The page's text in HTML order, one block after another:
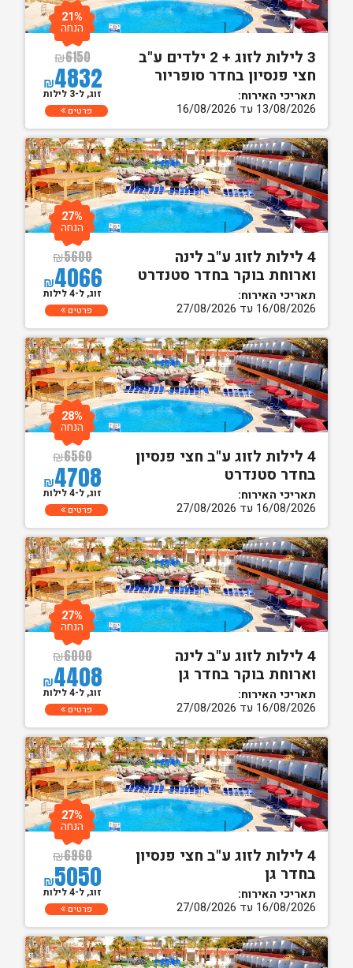
3 לילות לזוג + 2 ילדים ע"ב
חצי פנסיון בחדר סופריור
תאריכי האירוח:
13/08/2026 עד 16/08/2026
₪6150
₪4832
21%
הנחה
זוג, ל-3 לילות
פרטים
4 לילות לזוג ע"ב לינה
וארוחת בוקר בחדר סטנדרט
תאריכי האירוח:
16/08/2026 עד 27/08/2026
₪5600
₪4066
27%
הנחה
זוג, ל-4 לילות
פרטים
4 לילות לזוג ע"ב חצי פנסיון
בחדר סטנדרט
תאריכי האירוח:
16/08/2026 עד 27/08/2026
₪6560
₪4708
28%
הנחה
זוג, ל-4 לילות
פרטים
4 לילות לזוג ע"ב לינה
וארוחת בוקר בחדר גן
תאריכי האירוח:
16/08/2026 עד 27/08/2026
₪6000
₪4408
27%
הנחה
זוג, ל-4 לילות
פרטים
4 לילות לזוג ע"ב חצי פנסיון
בחדר גן
תאריכי האירוח:
16/08/2026 עד 27/08/2026
₪6960
₪5050
27%
הנחה
זוג, ל-4 לילות
פרטים